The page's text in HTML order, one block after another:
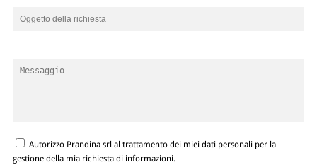
Autorizzo Prandina srl al trattamento dei miei dati personali per la
gestione della mia richiesta di informazioni.